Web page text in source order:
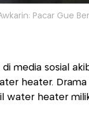
Pacar Gue
media sosial
heater.
water heater